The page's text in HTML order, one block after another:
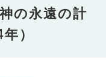
の永遠の計
）